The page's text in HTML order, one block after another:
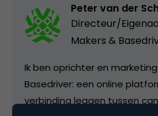
Peter van der
Directeur/
Makers &
Ik ben oprichter en
Basedriver: een online
verbinding leggen tussen